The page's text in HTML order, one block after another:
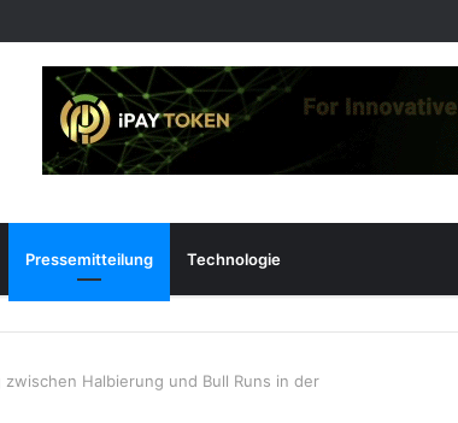
Pressemitteilung Technologie
Halbierung und Bull Runs in der